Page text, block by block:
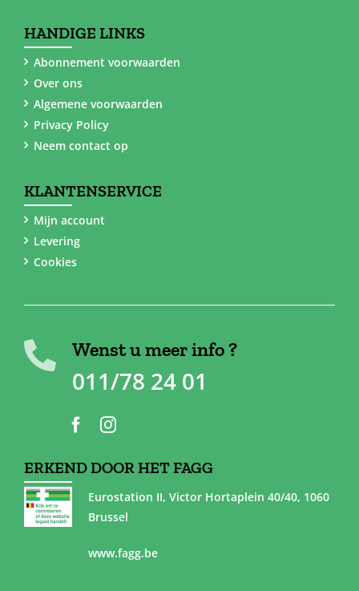
HANDIGE LINKS
Abonnement voorwaarden
Over ons
Algemene voorwaarden
Privacy Policy
Neem contact op
KLANTENSERVICE
Mijn account
Levering
Cookies
Wenst u meer info ?
011/78 24 01
ERKEND DOOR HET FAGG
Eurostation II, Victor Hortaplein 40/40, 1060
Brussel
www.fagg.be